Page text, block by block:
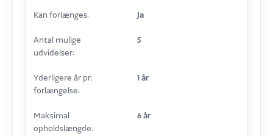
Kan forlænges: Ja
Antal mulige
udvidelser:
5
Yderligere år pr.
forlængelse:
1 år
Maksimal
opholdslængde:
6 år